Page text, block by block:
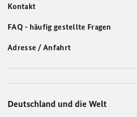
Kontakt
FAQ - häufig gestellte Fragen
Adresse / Anfahrt
Deutschland und die Welt